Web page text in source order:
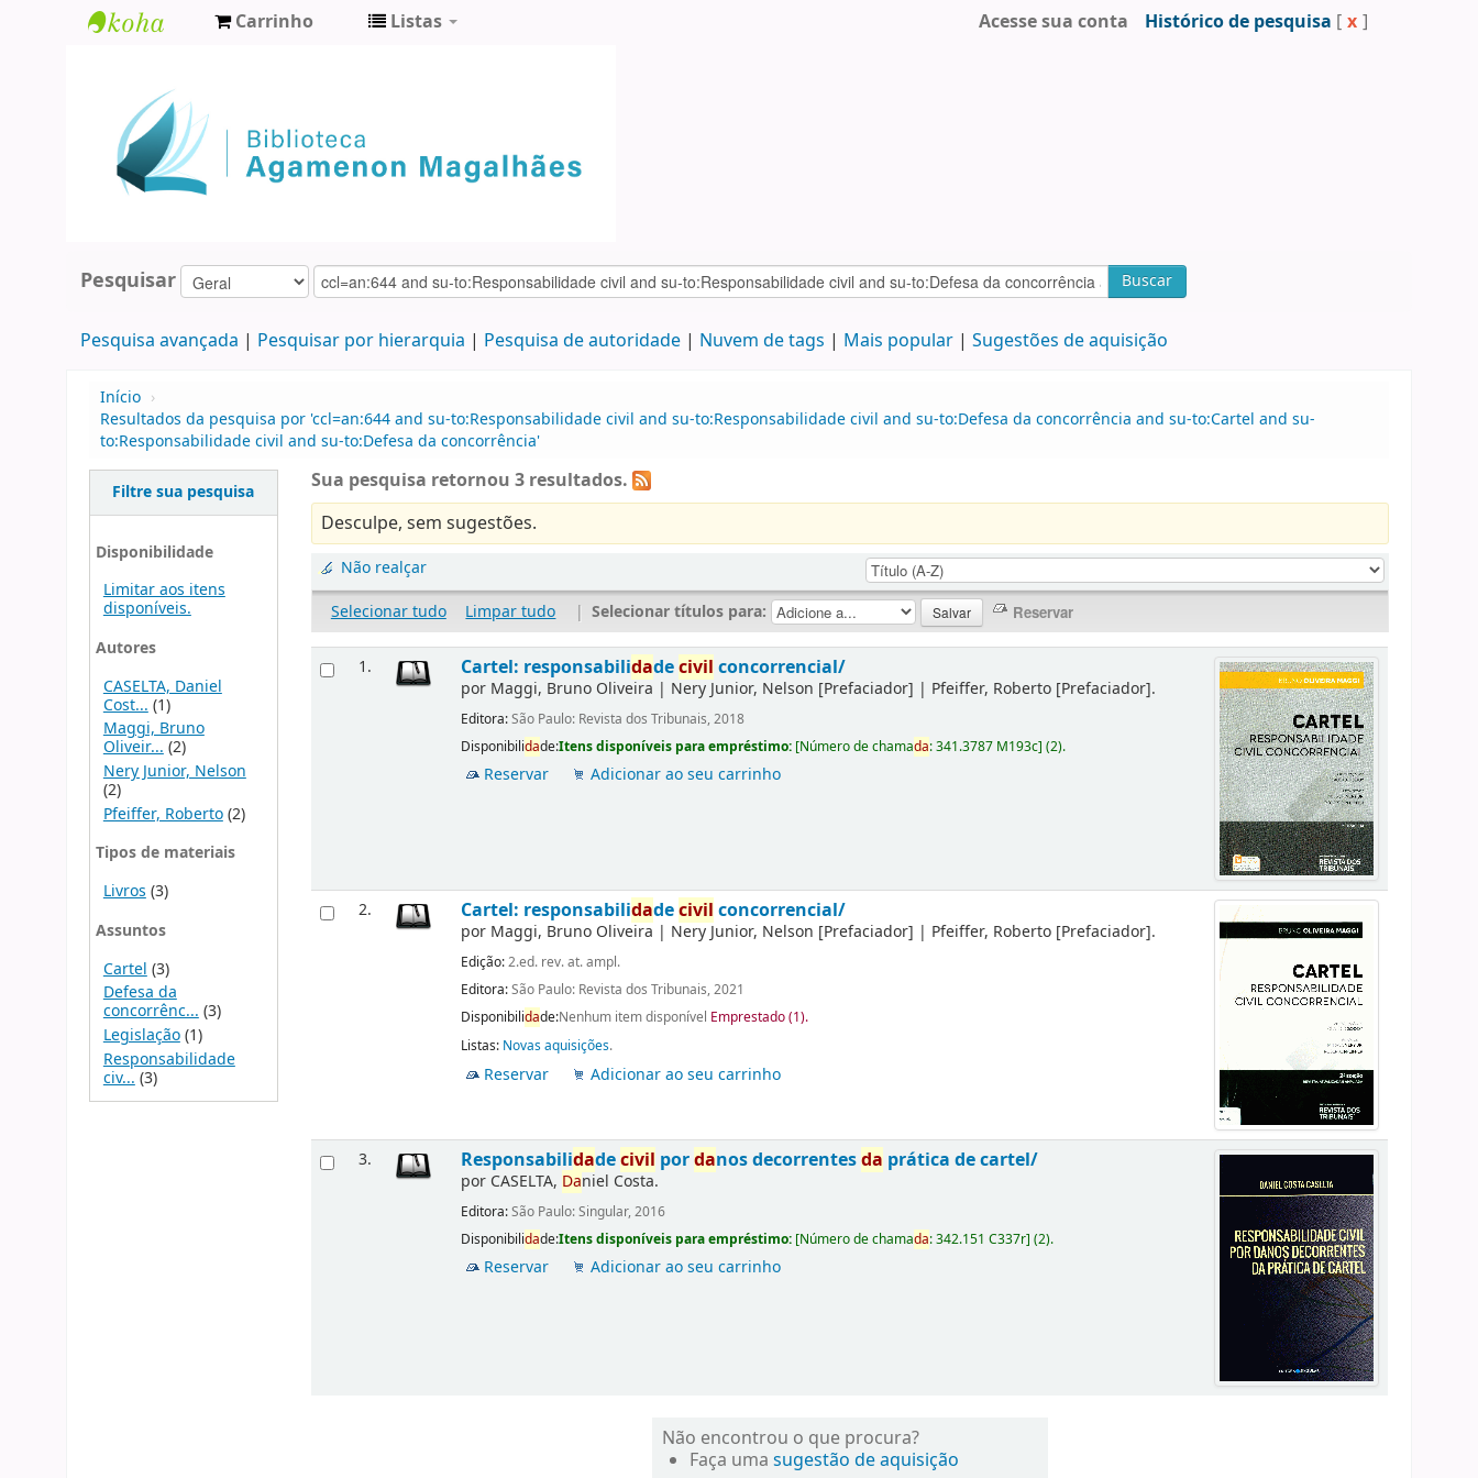
Agamenon
Magalhães
Carrinho Listas Acesse sua conta Histórico de pesquisa [ x ]
Pesquisar Buscar
Pesquisa avançada Pesquisar por hierarquia Pesquisa de autoridade Nuvem de tags Mais popular Sugestões de aquisição
Início ›
Resultados da pesquisa por 'ccl=an:644 and su-to:Responsabilidade civil and su-to:Responsabilidade civil and su-to:Defesa da concorrência and su-to:Cartel and su-
to:Responsabilidade civil and su-to:Defesa da concorrência'
Filtre sua pesquisa
Disponibilidade
Limitar aos itens
disponíveis.
Autores
CASELTA, Daniel
Cost... (1)
Maggi, Bruno
Oliveir...(2)
Nery Junior, Nelson
(2)
Pfeiffer, Roberto(2)
Tipos de materiais
Livros (3)
Assuntos
Cartel (3)
Defesa da
concorrênc...(3)
Legislação(1)
Responsabilidade
civ... (3)
Sua pesquisa retornou 3 resultados.
Desculpe, sem sugestões.
Não realçar
Selecionar tudo
Limpar tudo | Selecionar títulos para:
1. Cartel: responsabilidadecivil concorrencial/
por Maggi, Bruno Oliveira | Nery Junior, Nelson [Prefaciador] | Pfeiffer, Roberto [Prefaciador].
Editora:São Paulo: Revista dos Tribunais, 2018
Disponibilidade:Itens disponíveis para empréstimo: [Número de chamada:341.3787 M193c](2).
Reservar Adicionar ao seu carrinho
2. Cartel: responsabilidadecivil concorrencial/
por Maggi, Bruno Oliveira | Nery Junior, Nelson [Prefaciador] | Pfeiffer, Roberto [Prefaciador].
Edição:2.ed. rev. at. ampl.
Editora:São Paulo: Revista dos Tribunais, 2021
Disponibilidade:Nenhum item disponível Emprestado (1).
Listas: Novas aquisições.
Reservar Adicionar ao seu carrinho
3. Responsabilidadecivil pordanos decorrentesda prática de cartel/
por CASELTA, Daniel Costa.
Editora:São Paulo: Singular, 2016
Disponibilidade:Itens disponíveis para empréstimo: [Número de chamada:342.151 C337r](2).
Reservar Adicionar ao seu carrinho
Não encontrou o que procura?
Faça uma sugestão de aquisição